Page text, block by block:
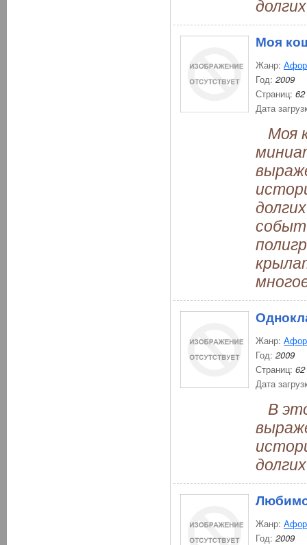
Моя
Жанр:
Год: 2009
Страниц: 62
Дата
Моя
Жанр:
Год: 2009
Страниц: 62
Дата
В
Жанр:
Год: 2009